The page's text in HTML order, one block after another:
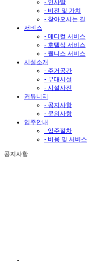
- 인사말
- 비전 및 가치
- 찾아오시는 길
서비스
- 메디컬 서비스
- 호텔식 서비스
- 웰니스 서비스
시설소개
- 주거공간
- 부대시설
- 시설사진
커뮤니티
- 공지사항
- 문의사항
입주안내
- 입주절차
- 비용 및 서비스
공지사항